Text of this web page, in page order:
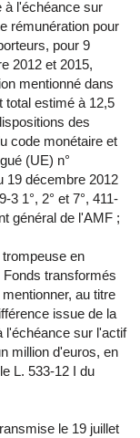
à l'échéance sur
rémunération pour
pour 9
2012 et 2015,
mentionné dans
total estimé à 12,5
des
code monétaire et
(UE) n°
19 décembre 2012
3 1°, 2° et 7°, 411-
général de l'AMF ;
en
transformés
au titre
issue de la
l'échéance sur l'actif
million d'euros, en
L. 533-12 I du
le 19 juillet